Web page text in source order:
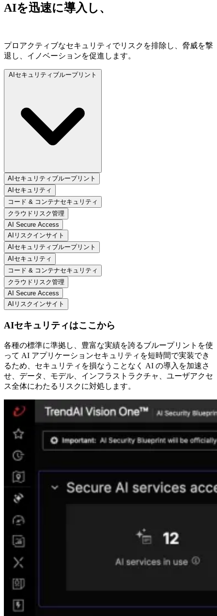
AIを迅速に導入し、
プロアクティブなセキュリティでリスクを排除し、脅威を撃
退し、イノベーションを促進します。
AIセキュリティブループリント
AIセキュリティブループリント
AIセキュリティ
コード & コンテナセキュリティ
クラウドリスク管理
AI Secure Access
AIリスクインサイト
AIセキュリティブループリント
AIセキュリティ
コード & コンテナセキュリティ
クラウドリスク管理
AI Secure Access
AIリスクインサイト
AIセキュリティはここから
各種の標準に準拠し、豊富な実績を誇るブループリントを使
って AI アプリケーションセキュリティを短時間で実装でき
るため、セキュリティを損なうことなく AI の導入を加速さ
せ、データ、モデル、インフラストラクチャ、ユーザアクセ
ス全体にわたるリスクに対処します。